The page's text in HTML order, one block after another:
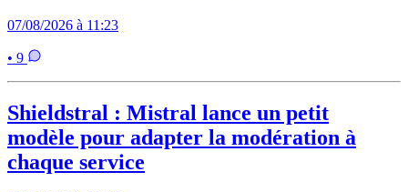
07/08/2026 à 11:23
• 9
Shieldstral : Mistral lance un petit
modèle pour adapter la modération à
chaque service